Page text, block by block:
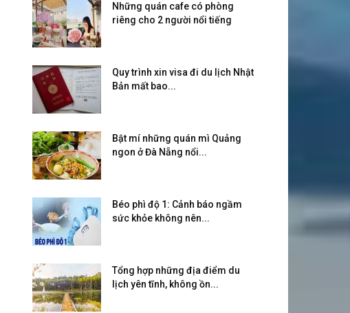
Những quán cafe có phòng
riêng cho 2 người nổi tiếng
Quy trình xin visa đi du lịch Nhật
Bản mất bao...
Bật mí những quán mì Quảng
ngon ở Đà Nẵng nổi...
Béo phì độ 1: Cảnh báo ngầm
sức khỏe không nên...
Tổng hợp những địa điểm du
lịch yên tĩnh, không ồn...